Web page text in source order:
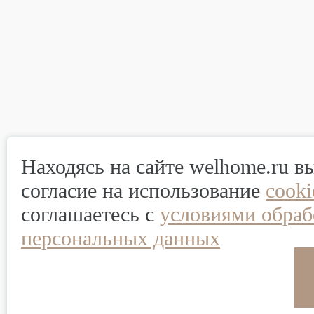
Находясь на сайте welhome.ru
согласие на использование
соглашаетесь с условиями
персональных данных